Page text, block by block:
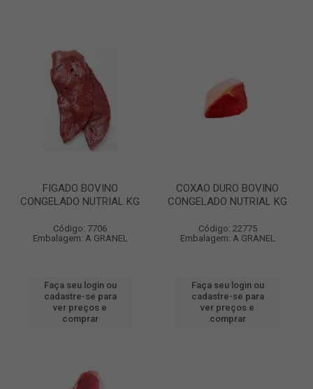
FIGADO BOVINO
CONGELADO NUTRIAL KG
Código: 7706
Embalagem: A GRANEL
Faça seu login ou
cadastre-se para
ver preços e
comprar
COXAO DURO BOVINO
CONGELADO NUTRIAL KG
Código: 22775
Embalagem: A GRANEL
Faça seu login ou
cadastre-se para
ver preços e
comprar